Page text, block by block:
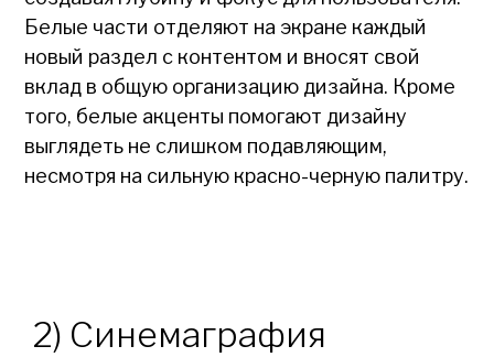
Белые части отделяют на экране каждый
новый раздел с контентом и вносят свой
вклад в общую организацию дизайна. Кроме
того, белые акценты помогают дизайну
выглядеть не слишком подавляющим,
несмотря на сильную красно-черную палитру.
2) Синемаграфия